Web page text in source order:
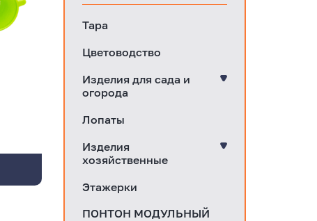
Тара
Цветоводство
Изделия для сада и
огорода
Лопаты
Изделия
хозяйственные
Этажерки
ПОНТОН МОДУЛЬНЫЙ